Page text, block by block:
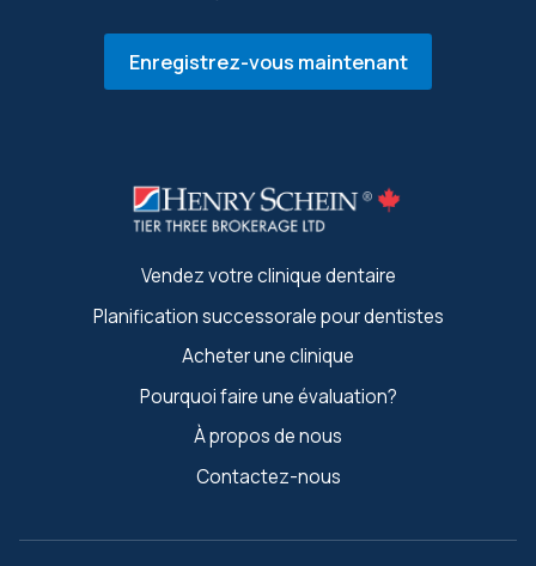
Enregistrez-vous maintenant
Vendez votre clinique dentaire
Planification successorale pour dentistes
Acheter une clinique
Pourquoi faire une évaluation?
À propos de nous
Contactez-nous